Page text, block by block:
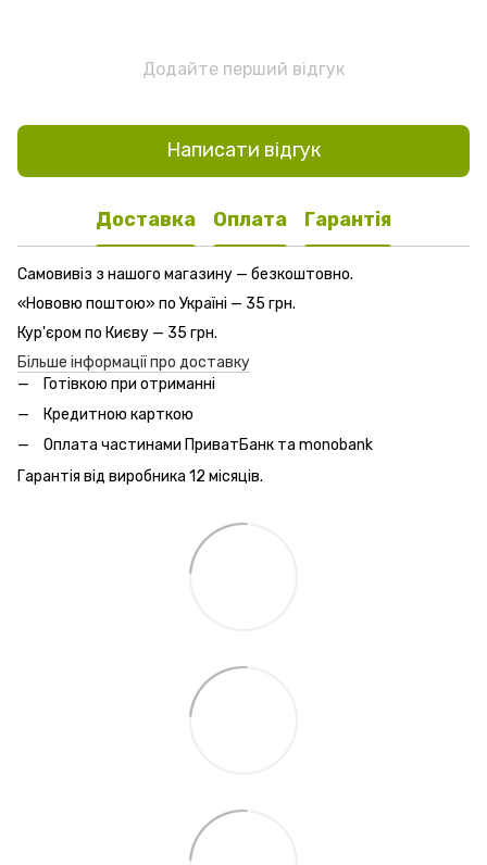
Додайте перший відгук
Написати відгук
Доставка Оплата Гарантія
Самовивіз з нашого магазину — безкоштовно.
«Нововю поштою» по Україні — 35 грн.
Кур'єром по Києву — 35 грн.
Більше інформації про доставку
Готівкою при отриманні
Кредитною карткою
Оплата частинами ПриватБанк та monobank
Гарантія від виробника 12 місяців.